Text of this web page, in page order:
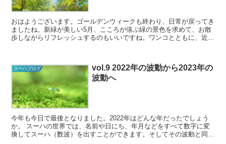
おはようございます。ゴールデンウィークも終わり、日常が戻ってき
ましたね。新緑が美しい5月、こころが僖ぶ緑の景色を求めて、お散
歩しながらリフレッシュするのもいいですね。ワンコとともに、近場
スーハブログ
vol.9 2022年の波動から2023年の
波動へ
今年も今日で最後となりました。2022年はどんな年だったでしょう
か。 スーハの世界では、名前や日にち、年月などをすべて数字に変
換してスーハ（数波）を出すことができます。そしてその波動と同じ